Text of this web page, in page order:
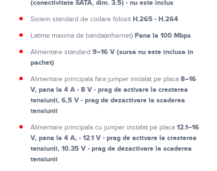
(conectivitate SATA, dim. 3.5) - nu este inclus
Sistem standard de codare folosit H.265 - H.264
Latime maxima de banda(ethernet) Pana la 100 Mbps
Alimentare standard 9–16 V (sursa nu este inclusa in
pachet)
Alimentare principala fara jumper instalat pe placa 8–16
V, pana la 4 A - 8 V - prag de activare la cresterea
tensiunii, 6,5 V - prag de dezactivare la scaderea
tensiunii
Alimentare principala cu jumper instalat pe placa 12.1–16
V, pana la 4 A, - 12.1 V - prag de activare la cresterea
tensiunii, 10.35 V - prag de dezactivare la scaderea
tensiunii